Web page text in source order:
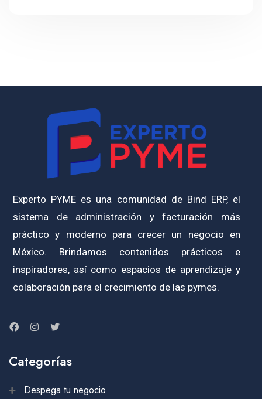
Experto PYME es una comunidad de Bind ERP, el
sistema de administración y facturación más
práctico y moderno para crecer un negocio en
México. Brindamos contenidos prácticos e
inspiradores, así como espacios de aprendizaje y
colaboración para el crecimiento de las pymes.
Categorías
Despega tu negocio